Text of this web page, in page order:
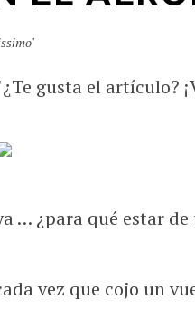
gusta el artículo?
… ¿para qué estar
vez que cojo un